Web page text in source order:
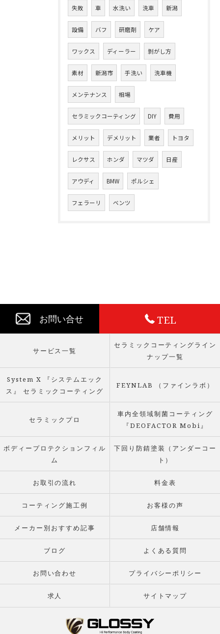
失敗 車 水洗い 洗車 新潟
設備 バフ 研磨剤 ケア
ワックス ディーラー 剝がし方
素材 新潟市 手洗い 洗車機
メンテナンス 相場
セラミックコーティング DIY 費用
メリット デメリット 業者 トヨタ
レクサス ホンダ マツダ 日産
アウディ BMW ポルシェ
フェラーリ ベンツ
TEL
お問い合せ
サービス一覧
セラミックコーティングライン
ナップ一覧
System X 『システムエック
ス』 セラミックコーティング
FEYNLAB （ファインラボ）
セラミックプロ
車内全領域制菌コーティング
『DEOFACTOR Mobi』
ボディープロテクションフィル
ム
下回り防錆塗装（アンダーコー
ト）
お取引の流れ 料金表
コーティング施工例 お客様の声
メーカー別おすすめ記事 店舗情報
ブログ よくある質問
お問い合わせ プライバシーポリシー
求人 サイトマップ